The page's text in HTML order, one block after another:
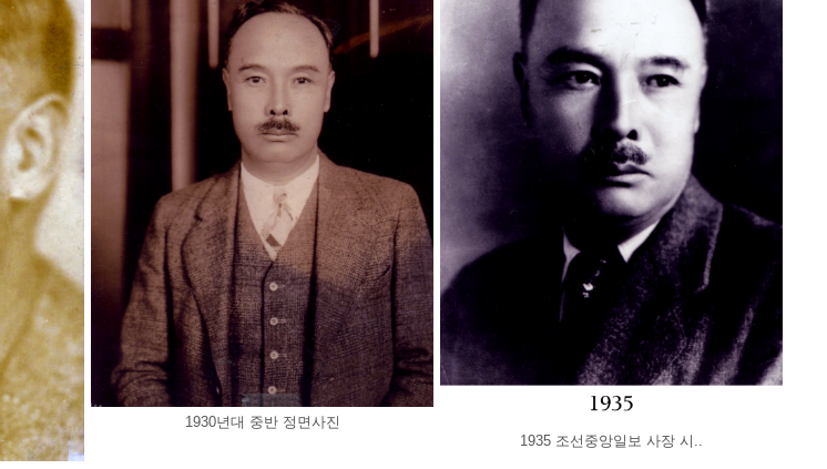
1930년대 중반 정면사진
1935 조선중앙일보 사장 시..